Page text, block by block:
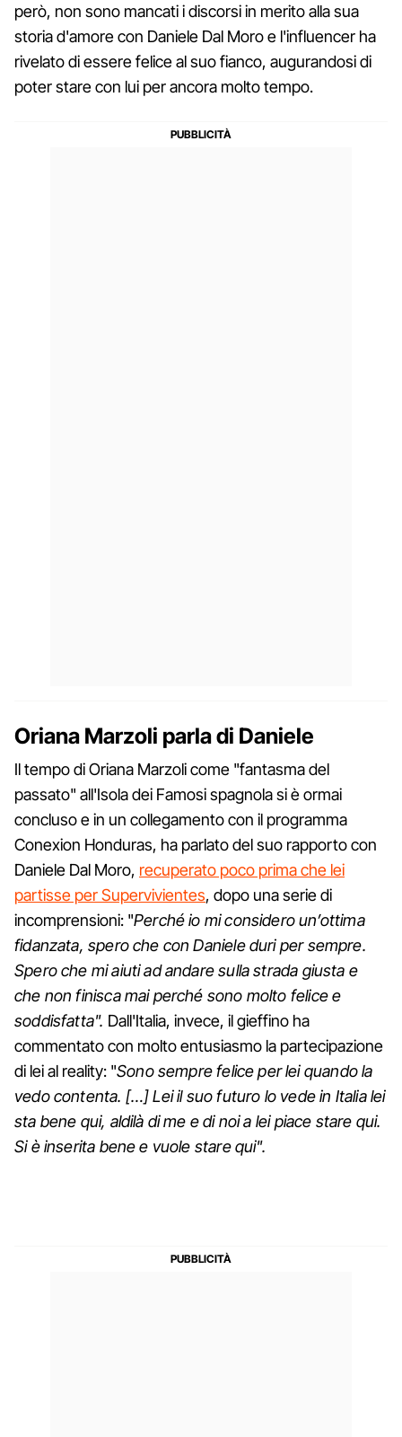
però, non sono mancati i discorsi in merito alla sua
storia d'amore con Daniele Dal Moro e l'influencer ha
rivelato di essere felice al suo fianco, augurandosi di
poter stare con lui per ancora molto tempo.
Oriana Marzoli parla di Daniele
Il tempo di Oriana Marzoli come "fantasma del
passato" all'Isola dei Famosi spagnola si è ormai
concluso e in un collegamento con il programma
Conexion Honduras, ha parlato del suo rapporto con
Daniele Dal Moro, recuperato poco prima che lei
partisse per Supervivientes, dopo una serie di
incomprensioni: "Perché io mi considero un’ottima
fidanzata, spero che con Daniele duri per sempre.
Spero che mi aiuti ad andare sulla strada giusta e
che non finisca mai perché sono molto felice e
soddisfatta". Dall'Italia, invece, il gieffino ha
commentato con molto entusiasmo la partecipazione
di lei al reality: "Sono sempre felice per lei quando la
vedo contenta. […] Lei il suo futuro lo vede in Italia lei
sta bene qui, aldilà di me e di noi a lei piace stare qui.
Si è inserita bene e vuole stare qui".